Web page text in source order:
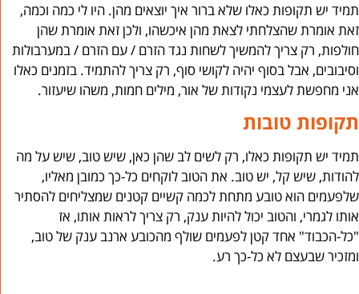
תמיד יש תקופות כאלו שלא ברור איך יוצאים מהן. היו לי כמה וכמה,
זאת אומרת שהצלחתי לצאת מהן איכשהו, ולכן זאת אומרת שהן
חולפות, רק צריך להמשיך לשחות נגד הזרם / עם הזרם / במערבולות
וסיבובים, אבל בסוף יהיה לקושי סוף, רק צריך להתמיד. בזמנים כאלו
אני מחפשת לעצמי נקודות של אור, מילים חמות, משהו שיעזור.
תקופות טובות
תמיד יש תקופות כאלו, רק לשים לב שהן כאן, שיש טוב, שיש על מה
להודות, שיש קל, יש טוב. את הטוב לוקחים כל-כך כמובן מאליו,
שלפעמים הוא טובע מתחת לכמה קשיים קטנים שמצליחים להסתיר
אותו לגמרי, והטוב יכול להיות ענק, רק צריך לראות אותו, אז
"כל-הכבוד" אחד קטן לפעמים שולף מהכובע ארנב ענק של טוב,
ומזכיר שבעצם לא כל-כך רע.